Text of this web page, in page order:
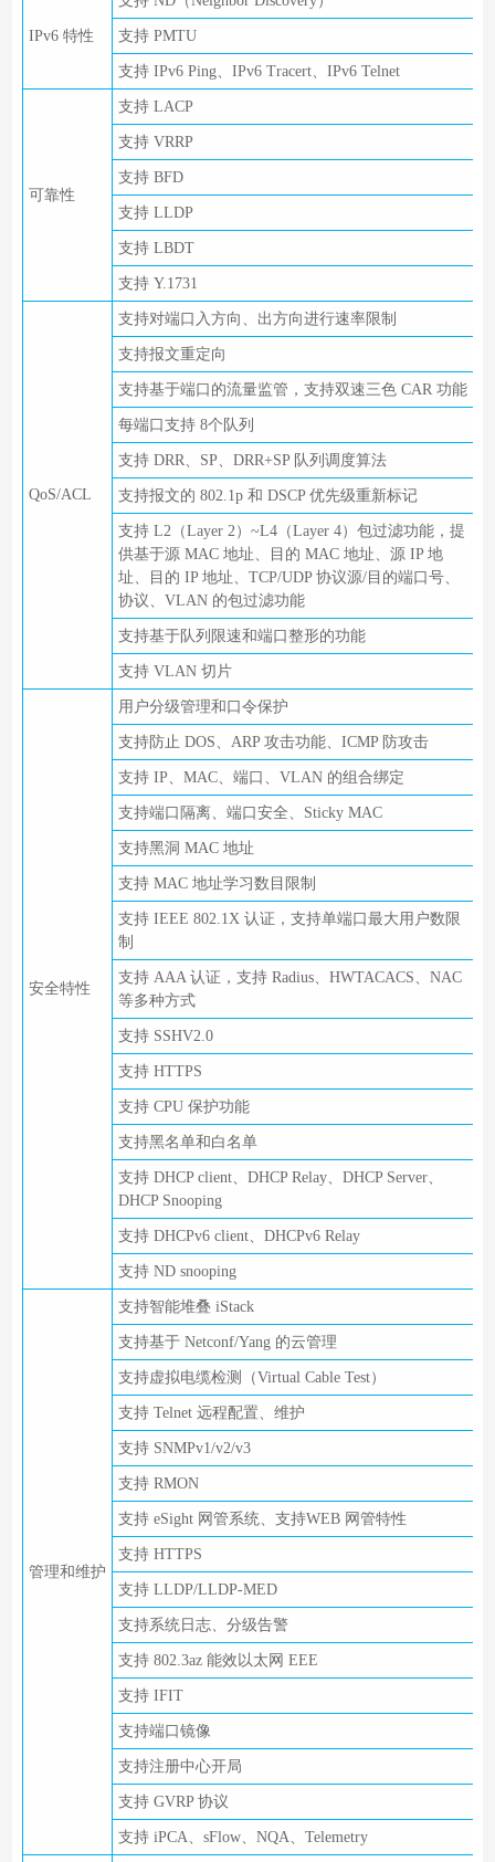
IPv6 特性 支持 PMTU
支持 IPv6 Ping、IPv6 Tracert、IPv6 Telnet
可靠性
支持 LACP
支持 VRRP
支持 BFD
支持 LLDP
支持 LBDT
支持 Y.1731
QoS/ACL
支持对端口入方向、出方向进行速率限制
支持报文重定向
支持基于端口的流量监管，支持双速三色 CAR 功能
每端口支持 8个队列
支持 DRR、SP、DRR+SP 队列调度算法
支持报文的 802.1p 和 DSCP 优先级重新标记
支持 L2（Layer 2）~L4（Layer 4）包过滤功能，提
供基于源 MAC 地址、目的 MAC 地址、源 IP 地
址、目的 IP 地址、TCP/UDP 协议源/目的端口号、
协议、VLAN 的包过滤功能
支持基于队列限速和端口整形的功能
支持 VLAN 切片
安全特性
用户分级管理和口令保护
支持防止 DOS、ARP 攻击功能、ICMP 防攻击
支持 IP、MAC、端口、VLAN 的组合绑定
支持端口隔离、端口安全、Sticky MAC
支持黑洞 MAC 地址
支持 MAC 地址学习数目限制
支持 IEEE 802.1X 认证，支持单端口最大用户数限
制
支持 AAA 认证，支持 Radius、HWTACACS、NAC
等多种方式
支持 SSHV2.0
支持 HTTPS
支持 CPU 保护功能
支持黑名单和白名单
支持 DHCP client、DHCP Relay、DHCP Server、
DHCP Snooping
支持 DHCPv6 client、DHCPv6 Relay
支持 ND snooping
管理和维护
支持智能堆叠 iStack
支持基于 Netconf/Yang 的云管理
支持虚拟电缆检测（Virtual Cable Test）
支持 Telnet 远程配置、维护
支持 SNMPv1/v2/v3
支持 RMON
支持 eSight 网管系统、支持WEB 网管特性
支持 HTTPS
支持 LLDP/LLDP-MED
支持系统日志、分级告警
支持 802.3az 能效以太网 EEE
支持 IFIT
支持端口镜像
支持注册中心开局
支持 GVRP 协议
支持 iPCA、sFlow、NQA、Telemetry